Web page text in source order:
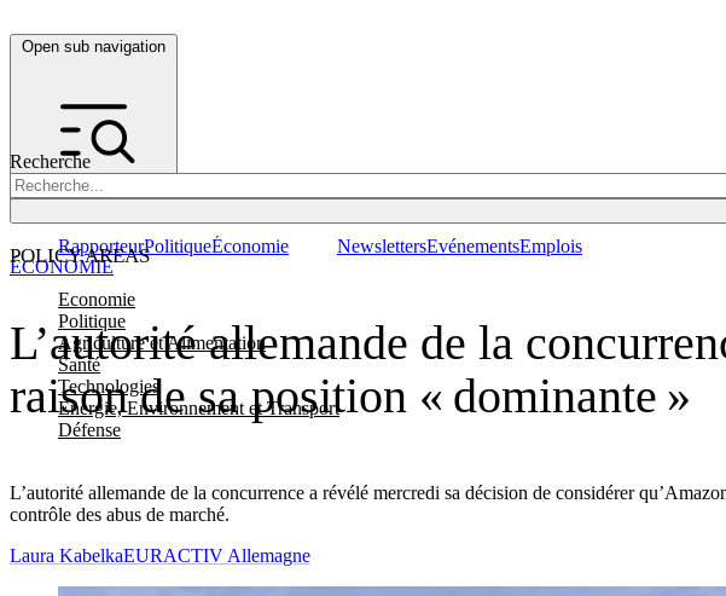
Open sub navigation
Recherche
POLICY AREAS
Economie
Politique
Agriculture et Alimentation
Santé
Technologies
Energie, Environnement et Transport
Défense
RapporteurPolitiqueÉconomie NewslettersEvénementsEmplois
L’autorité allemande de la
raison de sa position « dominante »
L’autorité allemande de la concurrence a révélé mercredi sa décision de considérer
contrôle des abus de marché.
ÉCONOMIE
Laura KabelkaEURACTIV Allemagne